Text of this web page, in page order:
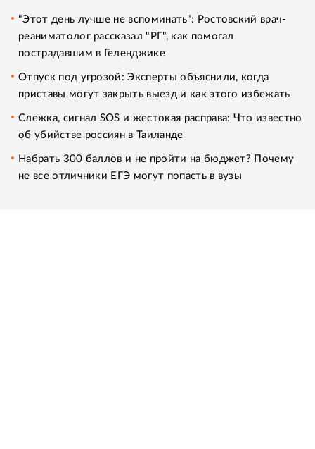
"Этот день лучше не вспоминать": Ростовский врач-
реаниматолог рассказал "РГ", как помогал
пострадавшим в Геленджике
Отпуск под угрозой: Эксперты объяснили, когда
приставы могут закрыть выезд и как этого избежать
Слежка, сигнал SOS и жестокая расправа: Что известно
об убийстве россиян в Таиланде
Набрать 300 баллов и не пройти на бюджет? Почему
не все отличники ЕГЭ могут попасть в вузы